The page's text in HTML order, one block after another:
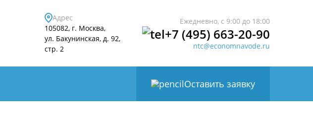
Адрес
105082, г. Москва,
ул. Бакунинская, д. 92,
стр. 2
Ежедневно, с 9:00 до 18:00
+7 (495) 663-20-90
ntc@economnavode.ru
Оставить заявку